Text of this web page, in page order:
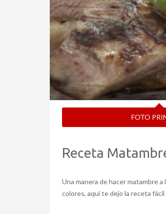
FOTO
Receta
Una manera de hacer matambre
colores, aquí te dejo la receta